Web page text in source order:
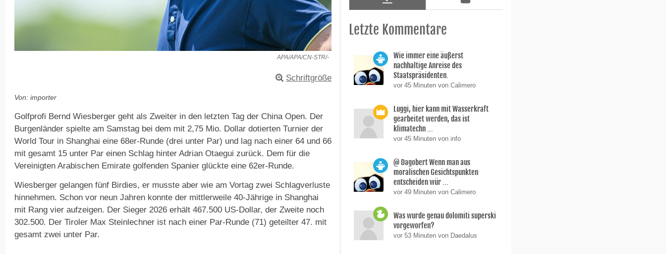
APA/APA/CN-STR/-
Schriftgröße
Von: importer
Golfprofi Bernd Wiesberger geht als Zweiter in den letzten Tag der China Open. Der
Burgenländer spielte am Samstag bei dem mit 2,75 Mio. Dollar dotierten Turnier der
World Tour in Shanghai eine 68er-Runde (drei unter Par) und lag nach einer 64 und 66
mit gesamt 15 unter Par einen Schlag hinter Adrian Otaegui zurück. Dem für die
Vereinigten Arabischen Emirate golfenden Spanier glückte eine 62er-Runde.
Wiesberger gelangen fünf Birdies, er musste aber wie am Vortag zwei Schlagverluste
hinnehmen. Schon vor neun Jahren konnte der mittlerweile 40-Jährige in Shanghai
mit Rang vier aufzeigen. Der Sieger 2026 erhält 467.500 US-Dollar, der Zweite noch
302.500. Der Tiroler Max Steinlechner ist nach einer Par-Runde (71) geteilter 47. mit
gesamt zwei unter Par.
Letzte Kommentare
Wie immer eine äußerst
nachhaltige Anreise des
Staatspräsidenten.
vor 45 Minuten von Calimero
Luggi, hier kann mit Wasserkraft
gearbeitet werden, das ist
klimatechn ...
vor 45 Minuten von info
@ Dagobert Wenn man aus
moralischen Gesichtspunkten
entscheiden wür ...
vor 49 Minuten von Calimero
Was wurde genau dolomiti superski
vorgeworfen?
vor 53 Minuten von Daedalus